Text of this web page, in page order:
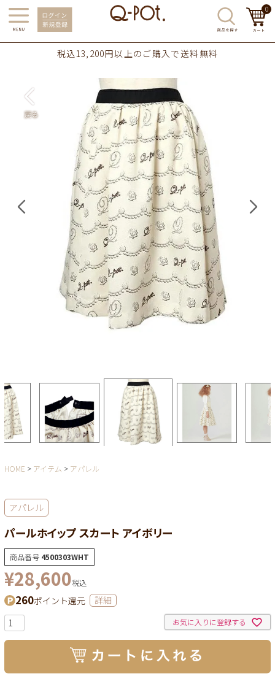
0
税込13,200円以上のご購入で送料無料
HOME アイテム アパレル
アパレル
パールホイップ スカート アイボリー
商品番号 4500303WHT
¥28,600税込
260ポイント還元 詳細
お気に入りに登録する